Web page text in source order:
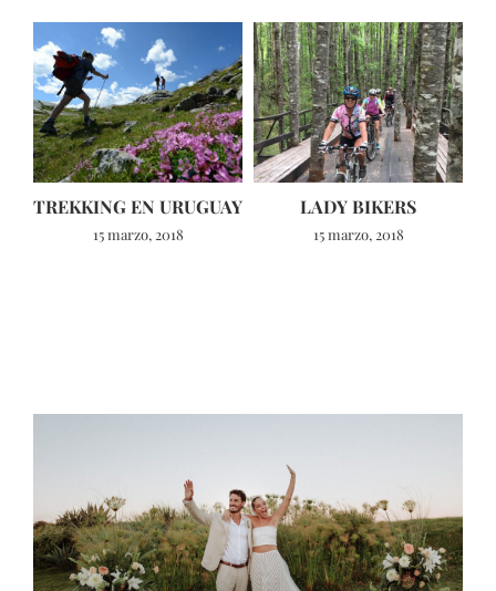
TREKKING EN URUGUAY
15 marzo, 2018
LADY BIKERS
15 marzo, 2018